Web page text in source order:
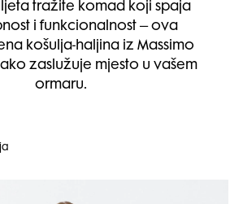
tražite komad koji spaja
i funkcionalnost – ova
košulja-haljina iz Massimo
zaslužuje mjesto u vašem
ormaru.